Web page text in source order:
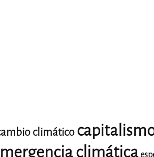
climático
climática